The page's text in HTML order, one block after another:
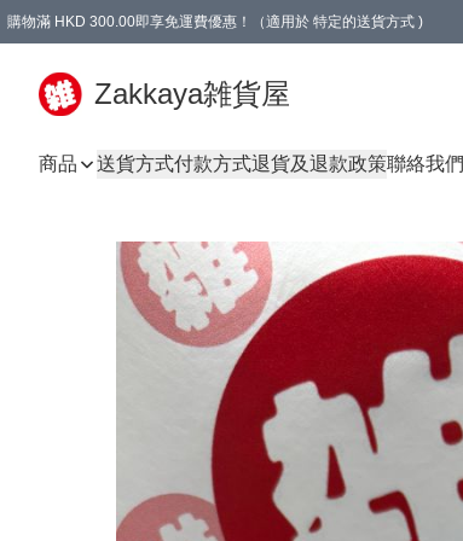
購物滿 HKD 300.00即享免運費優惠！（適用於 特定的送貨方式 )
Zakkaya雑貨屋
商品 送貨方式付款方式退貨及退款政策聯絡我們